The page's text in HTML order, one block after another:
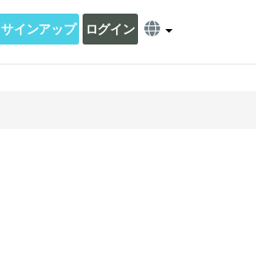
サインアップ ログイン